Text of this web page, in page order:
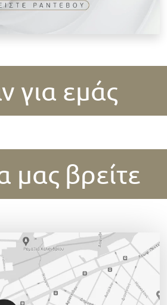
για εμάς
μας βρείτε